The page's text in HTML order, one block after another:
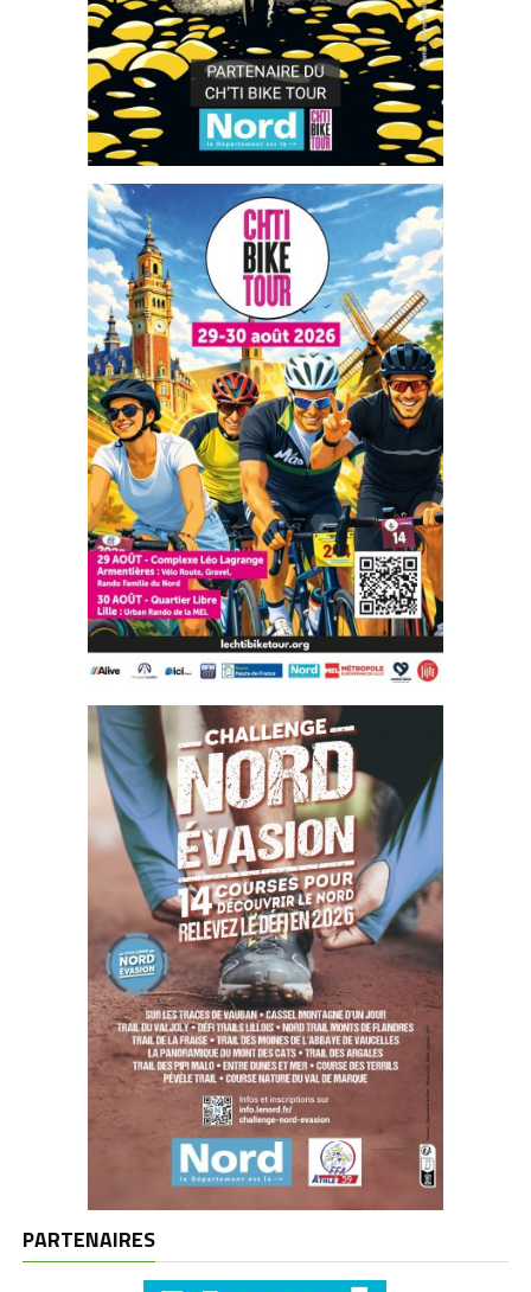
PARTENAIRES